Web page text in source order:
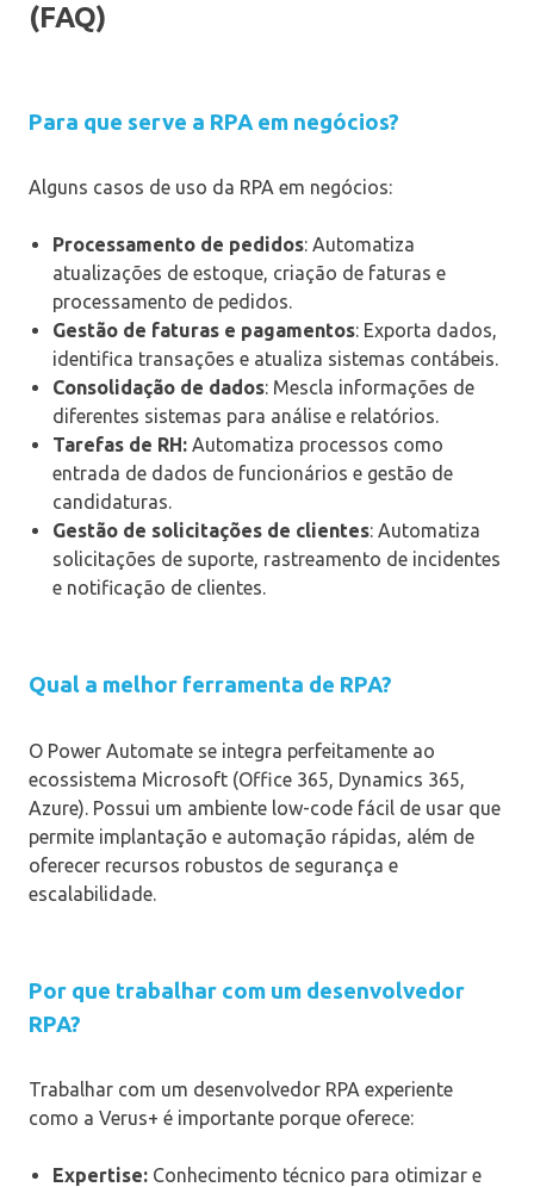
(FAQ)
Para que serve a RPA em negócios?
Alguns casos de uso da RPA em negócios:
Processamento de pedidos: Automatiza
atualizações de estoque, criação de faturas e
processamento de pedidos.
Gestão de faturas e pagamentos: Exporta dados,
identifica transações e atualiza sistemas contábeis.
Consolidação de dados: Mescla informações de
diferentes sistemas para análise e relatórios.
Tarefas de RH: Automatiza processos como
entrada de dados de funcionários e gestão de
candidaturas.
Gestão de solicitações de clientes: Automatiza
solicitações de suporte, rastreamento de incidentes
e notificação de clientes.
Qual a melhor ferramenta de RPA?
O Power Automate se integra perfeitamente ao
ecossistema Microsoft (Office 365, Dynamics 365,
Azure). Possui um ambiente low-code fácil de usar que
permite implantação e automação rápidas, além de
oferecer recursos robustos de segurança e
escalabilidade.
Por que trabalhar com um desenvolvedor
RPA?
Trabalhar com um desenvolvedor RPA experiente
como a Verus+ é importante porque oferece:
Expertise: Conhecimento técnico para otimizar e